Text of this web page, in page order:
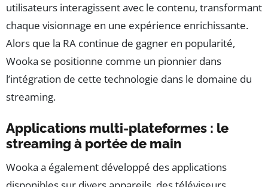
utilisateurs interagissent avec le contenu, transformant
chaque visionnage en une expérience enrichissante.
Alors que la RA continue de gagner en popularité,
Wooka se positionne comme un pionnier dans
l’intégration de cette technologie dans le domaine du
streaming.
Applications multi-plateformes : le
streaming à portée de main
Wooka a également développé des applications